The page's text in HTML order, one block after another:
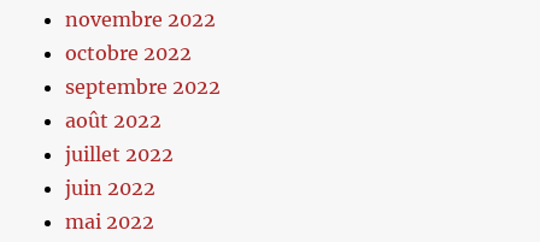
novembre 2022
octobre 2022
septembre 2022
août 2022
juillet 2022
juin 2022
mai 2022